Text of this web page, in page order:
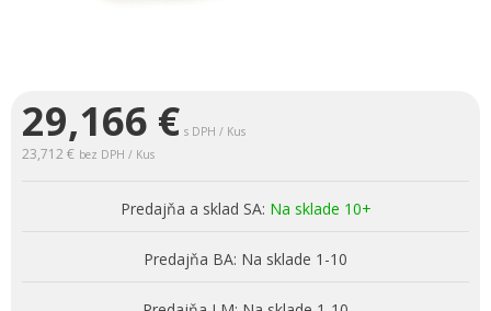
29,166 € s DPH / Kus
23,712 € bez DPH / Kus
Predajňa a sklad SA: Na sklade 10+
Predajňa BA: Na sklade 1-10